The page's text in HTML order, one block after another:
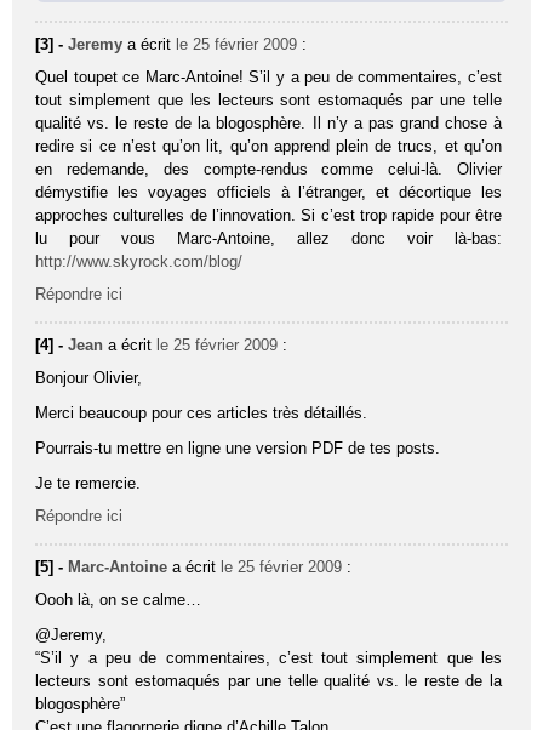
[3] -Jeremy a écrit le 25 février 2009 :
Quel toupet ce Marc-Antoine! S’il y a peu de commentaires, c’est
tout simplement que les lecteurs sont estomaqués par une telle
qualité vs. le reste de la blogosphère. Il n’y a pas grand chose à
redire si ce n’est qu’on lit, qu’on apprend plein de trucs, et qu’on
en redemande, des compte-rendus comme celui-là. Olivier
démystifie les voyages officiels à l’étranger, et décortique les
approches culturelles de l’innovation. Si c’est trop rapide pour être
lu pour vous Marc-Antoine, allez donc voir là-bas:
http://www.skyrock.com/blog/
Répondre ici
[4] -Jean a écrit le 25 février 2009 :
Bonjour Olivier,
Merci beaucoup pour ces articles très détaillés.
Pourrais-tu mettre en ligne une version PDF de tes posts.
Je te remercie.
Répondre ici
[5] - Marc-Antoine a écrit le 25 février 2009 :
Oooh là, on se calme…
@Jeremy,
“S’il y a peu de commentaires, c’est tout simplement que les
lecteurs sont estomaqués par une telle qualité vs. le reste de la
blogosphère”